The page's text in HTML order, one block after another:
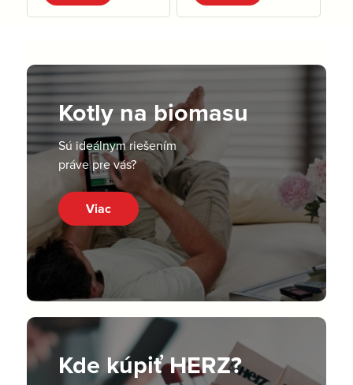
Kotly na biomasu
Sú ideálnym riešením
práve pre vás?
Viac
Kde kúpiť HERZ?